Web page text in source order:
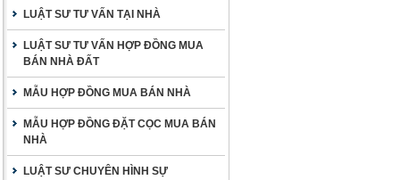
LUẬT SƯ TƯ VẤN TẠI NHÀ
LUẬT SƯ TƯ VẤN HỢP ĐỒNG MUA
BÁN NHÀ ĐẤT
MẪU HỢP ĐỒNG MUA BÁN NHÀ
MẪU HỢP ĐỒNG ĐẶT CỌC MUA BÁN
NHÀ
LUẬT SƯ CHUYÊN HÌNH SỰ